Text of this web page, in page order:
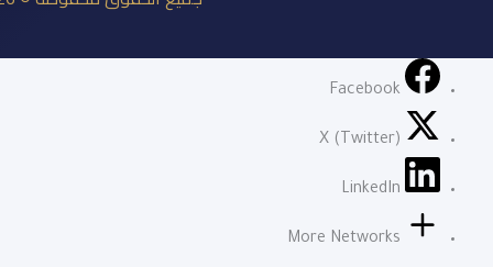
Facebook
X (Twitter)
LinkedIn
More Networks